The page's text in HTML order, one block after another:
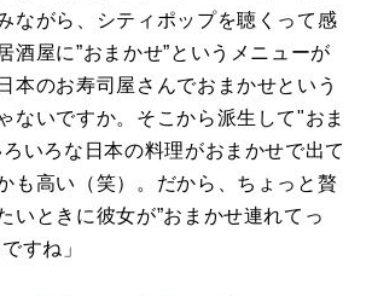
ながら、シティポップを聴くって感
酒屋に”おまかせ”というメニューが
本のお寿司屋さんでおまかせという
ないですか。そこから派生して"おま
いろな日本の料理がおまかせで出て
も高い（笑）。だから、ちょっと贅
いときに彼女が”おまかせ連れてっ
すね」